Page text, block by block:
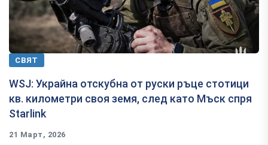
СВЯТ
WSJ: Украйна отскубна от руски ръце стотици
кв. километри своя земя, след като Мъск спря
Starlink
21 Март, 2026